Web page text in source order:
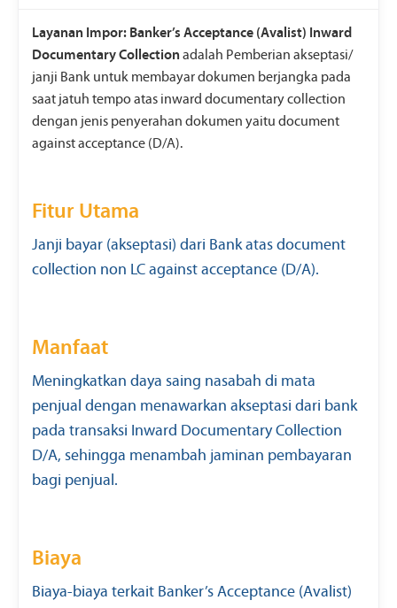
Layanan Impor: Banker’s Acceptance (Avalist) Inward
Documentary Collection adalah Pemberian akseptasi/
janji Bank untuk membayar dokumen berjangka pada
saat jatuh tempo atas inward documentary collection
dengan jenis penyerahan dokumen yaitu document
against acceptance (D/A).
Fitur Utama
Janji bayar (akseptasi) dari Bank atas document
collection non LC against acceptance (D/A).
Manfaat
Meningkatkan daya saing nasabah di mata
penjual dengan menawarkan akseptasi dari bank
pada transaksi Inward Documentary Collection
D/A, sehingga menambah jaminan pembayaran
bagi penjual.
Biaya
Biaya-biaya terkait Banker’s Acceptance (Avalist)